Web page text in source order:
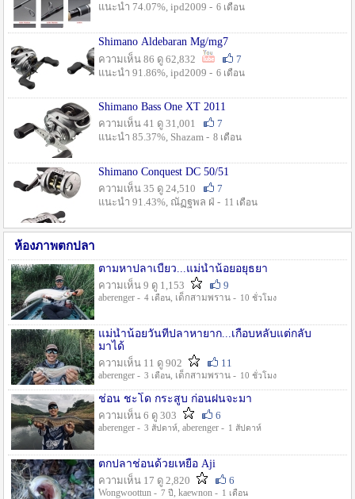
แนะนำ 74.07%, ipd2009 - 6 เดือน
Shimano Aldebaran Mg/mg7
ความเห็น 86 ดู 62,832
7
แนะนำ 91.86%, ipd2009 - 6 เดือน
Shimano Bass One XT 2011
ความเห็น 41 ดู 31,001
7
แนะนำ 85.37%, Shazam - 8 เดือน
Shimano Conquest DC 50/51
ความเห็น 35 ดู 24,510
7
แนะนำ 91.43%, ณัฏฐพล ฝ่ - 11 เดือน
ห้องภาพตกปลา
ตามหาปลาเบี้ยว...แม่น้ำน้อยอยุธยา
ความเห็น 9 ดู 1,153
9
aberenger - 4 เดือน, เด็กสามพราน - 10 ชั่วโมง
แม่น้ำน้อยวันที่ปลาหายาก...เกือบหลับแต่กลับ
มาได้
ความเห็น 11 ดู 902
11
aberenger - 3 เดือน, เด็กสามพราน - 10 ชั่วโมง
ช่อน ชะโด กระสูบ ก่อนฝนจะมา
ความเห็น 6 ดู 303
6
aberenger - 3 สัปดาห์, aberenger - 1 สัปดาห์
ตกปลาช่อนด้วยเหยื่อ Aji
ความเห็น 17 ดู 2,820
6
Wongwoottun - 7 ปี , kaewnon - 1 เดือน